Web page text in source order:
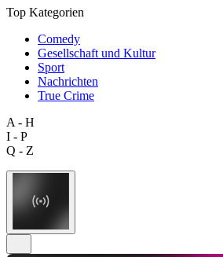
Top Kategorien
Comedy
Gesellschaft und Kultur
Sport
Nachrichten
True Crime
A - H
I - P
Q - Z